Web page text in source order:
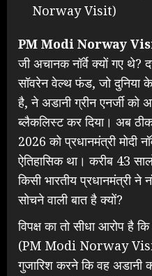
Norway Visit)
PM Modi Norway
जी अचानक नॉर्वे क्यों गए थे?
सॉवरेन वेल्थ फंड, जो
है, ने अडानी ग्रीन एनर्जी को
ब्लैकलिस्ट कर दिया। अब
2026 को प्रधानमंत्री मोदी
ऐतिहासिक था। करीब 43
किसी भारतीय प्रधानमंत्री ने
सोचने वाली बात है क्यों?
विपक्ष का तो सीधा आरोप है
(PM Modi Norway
गुजारिश करने कि वह